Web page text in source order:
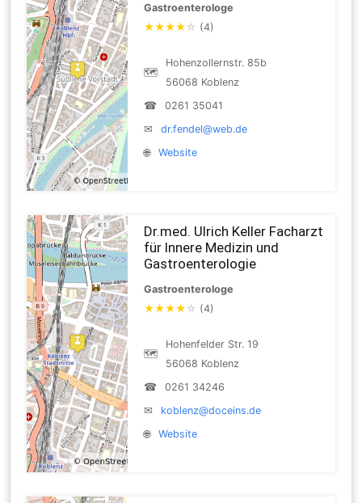
Gastroenterologe
★★★★ ☆ (4)
🗺
Hohenzollernstr. 85b
56068 Koblenz
☎
0261 35041
✉
dr.fendel@web.de
🌐
Website
Dr.med. Ulrich Keller Facharzt
für Innere Medizin und
Gastroenterologie
Gastroenterologe
★★★★ ☆ (4)
🗺
Hohenfelder Str. 19
56068 Koblenz
☎
0261 34246
✉
koblenz@doceins.de
🌐
Website